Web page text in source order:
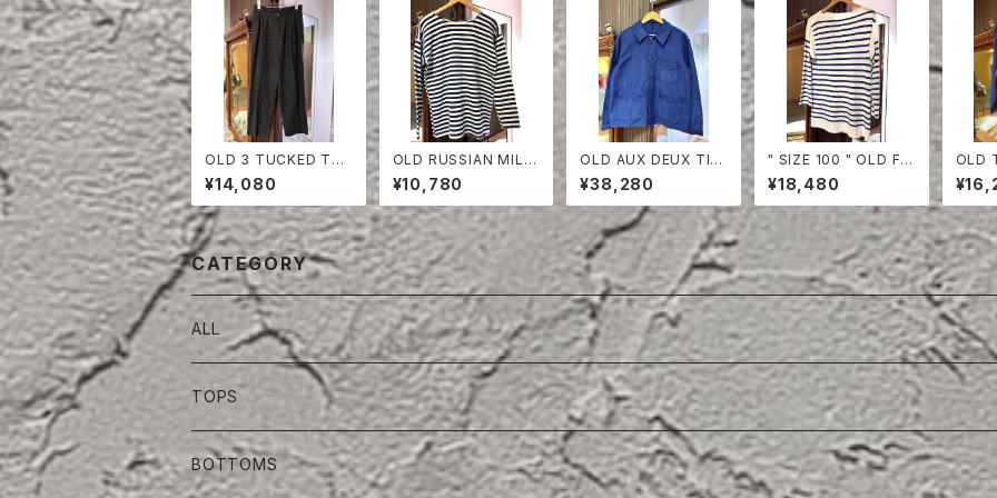
OLD 3 TUCKED TR
OUSERS
¥14,080
OLD RUSSIAN MILIT
ARY BORDER CUT-
SEW
¥10,780
OLD AUX DEUX TIG
RE BLUE MOLESKIN
JACKET
¥38,280
" SIZE 100 " OLD FR
ENCH NAVY BORDE
R CUT-SEW
¥18,480
OLD
CATEGORY
ALL
TOPS
BOTTOMS